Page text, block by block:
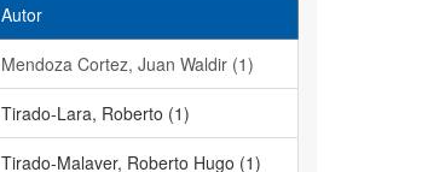
Autor
Mendoza Cortez, Juan Waldir (1)
Tirado-Lara, Roberto (1)
Tirado-Malaver, Roberto Hugo (1)